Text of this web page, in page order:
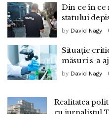
Din ce în ce
statului
by David Nagy
Situație
măsuri s-a
by David Nagy
Realitatea